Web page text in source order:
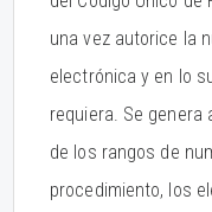
una vez autorice la
electrónica y en lo
requiera. Se
de los rangos de
procedimiento, los